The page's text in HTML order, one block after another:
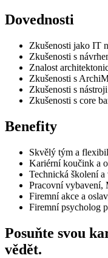
Dovednosti
Zkušenosti jako IT
Zkušenosti s
Znalost
Zkušenosti s
Zkušenosti s
Zkušenosti s core
Benefity
Skvělý tým a
Kariérní koučink a
Technická školení
Pracovní vybavení,
Firemní akce a
Firemní psycholog
Posuňte svou
vědět.